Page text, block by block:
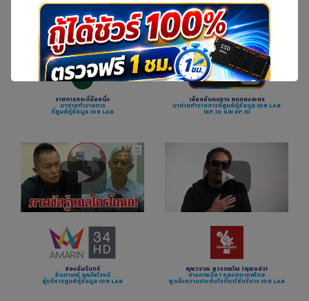
รายการกระบี่มือหนึ่ง
มาถ่ายทำรายการ
ที่ศูนย์กู้ข้อมูล IDR LAB
เลือดข้นคนจาง ยกกองละคร
มาถ่ายทำรายการที่ศูนย์กู้ข้อมูล IDR LAB
(EP.10 และ EP.11)
ช่องอัมรินทร์
สัมภาษณ์ คุณไพโรจน์
ผู้บริหารศูนย์กู้ข้อมูล IDR LAB
คุณวราณ สุวรรณโณ (คุณแอ่ว)
ช่างภาพมือ 1 ของประเทศไทย
พูดถึงความประทับใจที่มาใช้บริการ IDR LAB